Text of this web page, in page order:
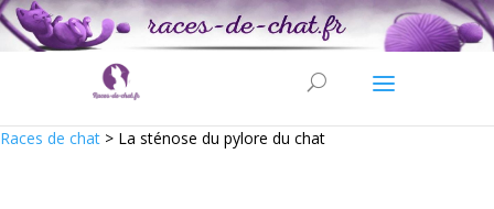
Races de chat > La sténose du pylore du chat